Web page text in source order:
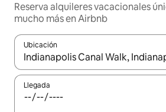
Reserva alquileres vacacionales
mucho más en Airbnb
Ubicación
Cuando los resultados estén
Llegada